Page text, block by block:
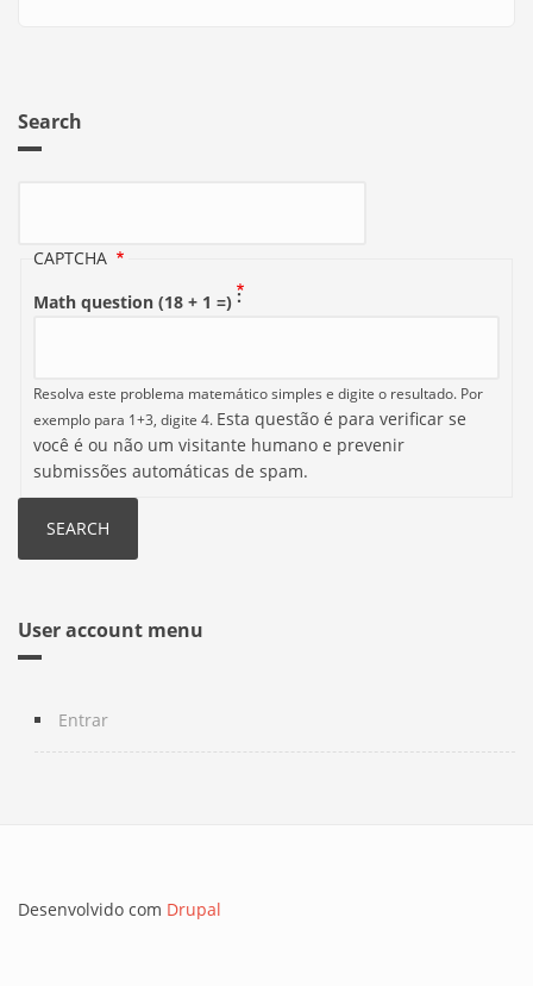
Search
CAPTCHA
Math question (18 + 1 =)
Resolva este problema matemático simples e digite o resultado. Por
exemplo para 1+3, digite 4. Esta questão é para verificar se
você é ou não um visitante humano e prevenir
submissões automáticas de spam.
User account menu
Entrar
Desenvolvido com Drupal